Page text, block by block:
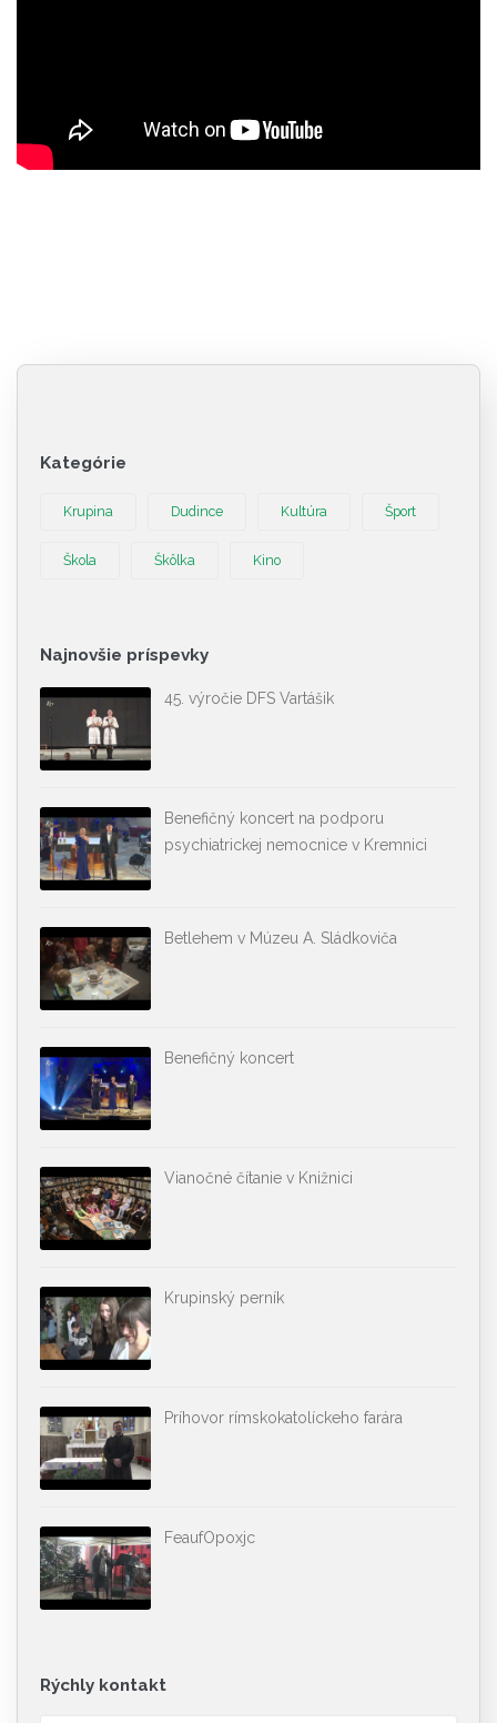
Kategórie
Krupina Dudince Kultúra Šport
Škola Škôlka Kino
Najnovšie príspevky
45. výročie DFS Vartášik
Benefičný koncert na podporu
psychiatrickej nemocnice v Kremnici
Betlehem v Múzeu A. Sládkoviča
Benefičný koncert
Vianočné čítanie v Knižnici
Krupinský perník
Príhovor rímskokatolíckeho farára
FeaufOpoxjc
Rýchly kontakt